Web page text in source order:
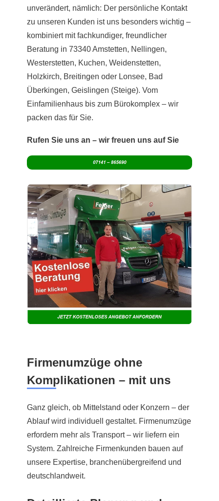
unverändert, nämlich: Der persönliche Kontakt
zu unseren Kunden ist uns besonders wichtig –
kombiniert mit fachkundiger, freundlicher
Beratung in 73340 Amstetten, Nellingen,
Westerstetten, Kuchen, Weidenstetten,
Holzkirch, Breitingen oder Lonsee, Bad
Überkingen, Geislingen (Steige). Vom
Einfamilienhaus bis zum Bürokomplex – wir
packen das für Sie.
Rufen Sie uns an – wir freuen uns auf Sie
Firmenumzüge ohne
Komplikationen – mit uns
Ganz gleich, ob Mittelstand oder Konzern – der
Ablauf wird individuell gestaltet. Firmenumzüge
erfordern mehr als Transport – wir liefern ein
System. Zahlreiche Firmenkunden bauen auf
unsere Expertise, branchenübergreifend und
deutschlandweit.